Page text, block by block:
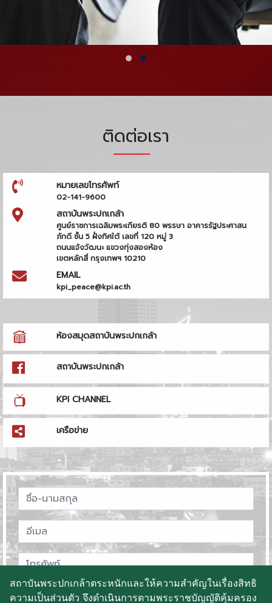
ติดต่อเรา
หมายเลขโทรศัพท์
02-141-9600
สถาบันพระปกเกล้า
ศูนย์ราชการเฉลิมพระเกียรติ 80 พรรษา อาคารรัฐประศาสน
ภักดี ชั้น 5 ฝั่งทิศใต้ เลขที่ 120 หมู่ 3
ถนนแจ้งวัฒนะ แขวงทุ่งสองห้อง
เขตหลักสี่ กรุงเทพฯ 10210
EMAIL
kpi_peace@kpi.ac.th
ห้องสมุดสถาบันพระปกเกล้า
สถาบันพระปกเกล้า
KPI CHANNEL
เครือข่าย
สถาบันพระปกเกล้าตระหนักและให้ความสำคัญในเรื่องสิทธิ
ความเป็นส่วนตัว จึงดำเนินการตามพระราชบัญญัติคุ้มครอง